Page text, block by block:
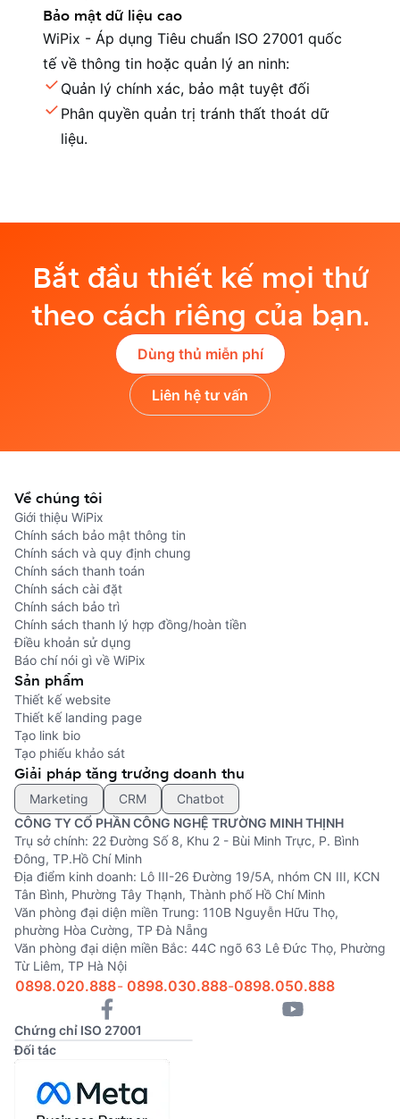
Bảo mật dữ liệu cao
WiPix - Áp dụng Tiêu chuẩn ISO 27001 quốc
tế về thông tin hoặc quản lý an ninh:
Quản lý chính xác, bảo mật tuyệt đối
Phân quyền quản trị tránh thất thoát dữ
liệu.
Bắt đầu thiết kế mọi thứ
theo cách riêng của bạn.
Dùng thủ miễn phí
Liên hệ tư vấn
Về chúng tôi
Giới thiệu WiPix
Chính sách bảo mật thông tin
Chính sách và quy định chung
Chính sách thanh toán
Chính sách cài đặt
Chính sách bảo trì
Chính sách thanh lý hợp đồng/hoàn tiền
Điều khoản sử dụng
Báo chí nói gì về WiPix
Sản phẩm
Thiết kế website
Thiết kế landing page
Tạo link bio
Tạo phiếu khảo sát
Giải pháp tăng trưởng doanh thu
Marketing CRM
Chatbot
CÔNG TY CỔ PHẦN CÔNG NGHỆ TRƯỜNG MINH THỊNH
Trụ sở chính: 22 Đường Số 8, Khu 2 - Bùi Minh Trực, P. Bình
Đông, TP.Hồ Chí Minh
Địa điểm kinh doanh: Lô III-26 Đường 19/5A, nhóm CN III, KCN
Tân Bình, Phường Tây Thạnh, Thành phố Hồ Chí Minh
Văn phòng đại diện miền Trung: 110B Nguyễn Hữu Thọ,
phường Hòa Cường, TP Đà Nẵng
Văn phòng đại diện miền Bắc: 44C ngõ 63 Lê Đức Thọ, Phường
Từ Liêm, TP Hà Nội
0898.020.888- 0898.030.888-0898.050.888
Chứng chỉ ISO 27001
Đối tác